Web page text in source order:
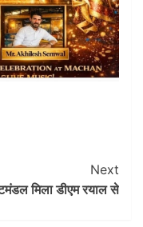
Next
मिला डीएम रयाल से